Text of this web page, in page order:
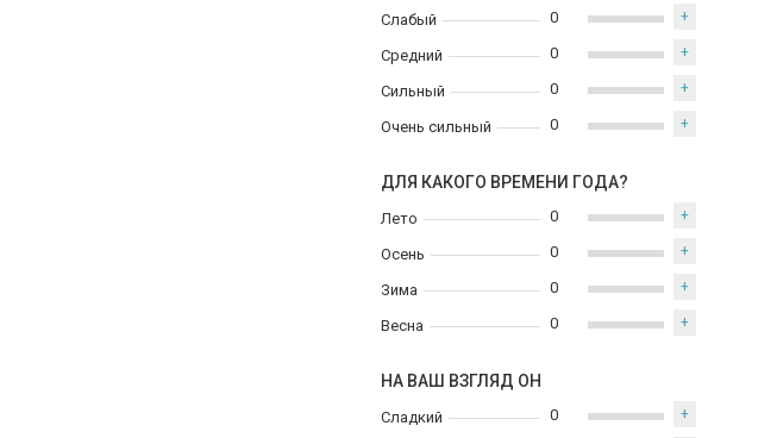
Слабый
Средний
Сильный
Очень сильный
0 +
0 +
0 +
0 +
ДЛЯ КАКОГО ВРЕМЕНИ ГОДА?
Лето
Осень
Зима
Весна
0 +
0 +
0 +
0 +
НА ВАШ ВЗГЛЯД ОН
Сладкий
0 +